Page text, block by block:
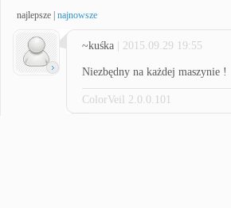
najlepsze najnowsze
~kuśka | 2015.09.29 19:55
Niezbędny na każdej maszynie !
ColorVeil 2.0.0.101